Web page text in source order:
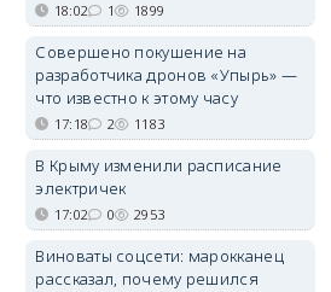
18:02 1 1899
Совершено покушение на
разработчика дронов «Упырь» —
что известно к этому часу
17:18 2 1183
В Крыму изменили расписание
электричек
17:02 0 2953
Виноваты соцсети: марокканец
рассказал, почему решился